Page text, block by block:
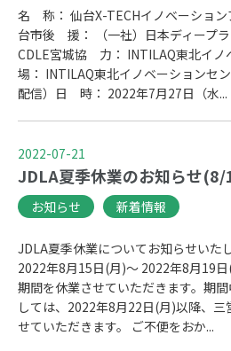
名 称： 仙台X-TECHイノベーショ
台市後 援： （一社）日本ディ
CDLE宮城協 力： INTILAQ東北イノ
場： INTILAQ東北イノベーションセ
配信）日 時： 2022年7月27日（水...
2022-07-21
JDLA夏季休業のお知らせ
お知らせ 新着情報
JDLA夏季休業についてお知らせいた
2022年8月15日(月)～ 2022年8月19
期間を休業させていただきます。期
しては、2022年8月22日(月)以降、
せていただきます。 ご不便をおか...